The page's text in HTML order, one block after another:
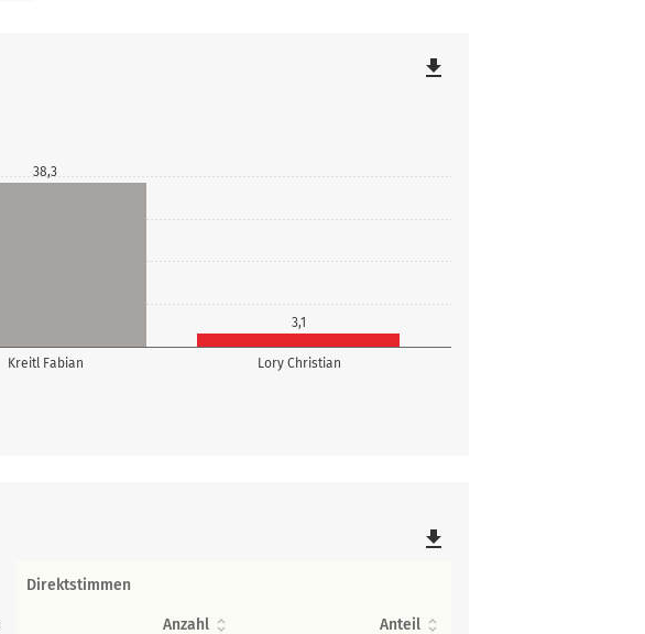
Kreitl Fabian Lory Christian
38,3
3,1
file_download
file_download
Direktstimmen
Anzahl Anteil